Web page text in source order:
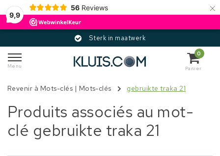
9,9
56 Reviews ×
Sterk in maatwerk
Menu
0
Panier
Revenir à Mots-clés | Mots-clés gebruikte traka 21
Produits associés au mot-
clé gebruikte traka 21